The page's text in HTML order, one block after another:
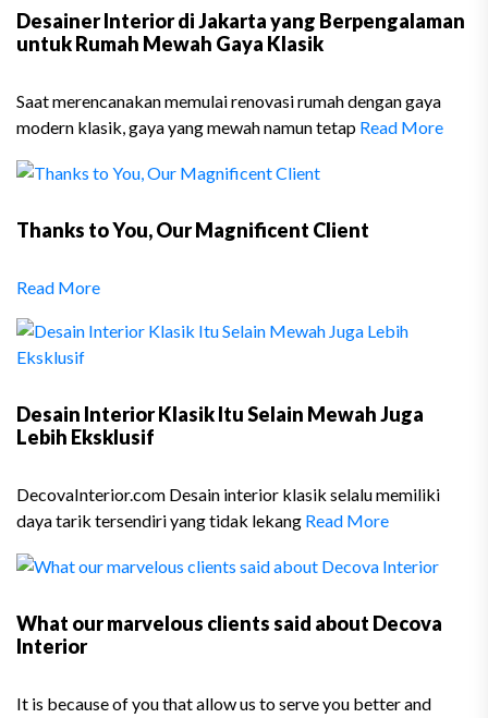
Desainer Interior di Jakarta yang Berpengalaman
untuk Rumah Mewah Gaya Klasik
Saat merencanakan memulai renovasi rumah dengan gaya
modern klasik, gaya yang mewah namun tetap Read More
Thanks to You, Our Magnificent Client
Read More
Desain Interior Klasik Itu Selain Mewah Juga
Lebih Eksklusif
DecovaInterior.com Desain interior klasik selalu memiliki
daya tarik tersendiri yang tidak lekang Read More
What our marvelous clients said about Decova
Interior
It is because of you that allow us to serve you better and